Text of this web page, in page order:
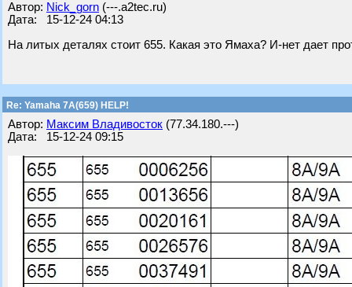
Автор: Nick_gorn (---.a2tec.ru)
Дата: 15-12-24 04:13
На литых деталях стоит 655. Какая это Ямаха? И-нет дает
Re: Yamaha 7A(659) HELP!
Автор: Максим Владивосток (77.34.180.---)
Дата: 15-12-24 09:15